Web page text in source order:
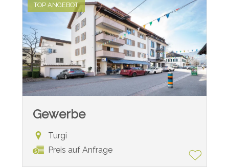
TOP ANGEBOT
Gewerbe
Turgi
Preis auf Anfrage